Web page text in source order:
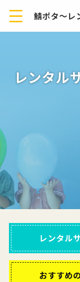
鯖ポタ～レ
レンタル
レンタル
おすすめの